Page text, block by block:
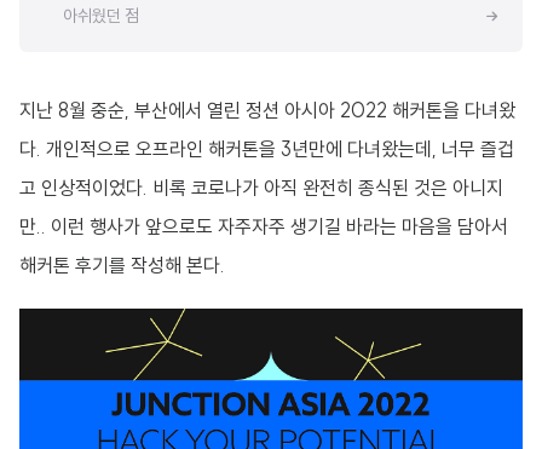
아쉬웠던 점
지난 8월 중순, 부산에서 열린 정션 아시아 2022 해커톤을 다녀왔
다. 개인적으로 오프라인 해커톤을 3년만에 다녀왔는데, 너무 즐겁
고 인상적이었다. 비록 코로나가 아직 완전히 종식된 것은 아니지
만.. 이런 행사가 앞으로도 자주자주 생기길 바라는 마음을 담아서
해커톤 후기를 작성해 본다.